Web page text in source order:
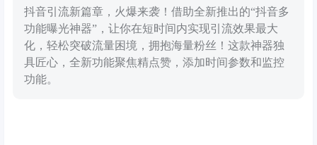
抖音引流新篇章，火爆来袭！借助全新推出的“抖音多
功能曝光神器”，让你在短时间内实现引流效果最大
化，轻松突破流量困境，拥抱海量粉丝！这款神器独
具匠心，全新功能聚焦精点赞，添加时间参数和监控
功能。